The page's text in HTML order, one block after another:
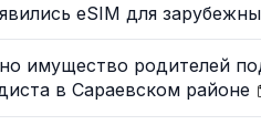
eSIM для
имущество родителей
в Сараевском районе